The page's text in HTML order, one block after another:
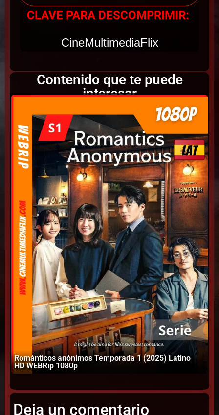
CLAVE PARA DESCOMPRIMIR:
CineMultimediaFlix
Contenido que te puede
interesar
Románticos anónimos Temporada 1 (2025) Latino
HD WEBRip 1080p
Deja un comentario